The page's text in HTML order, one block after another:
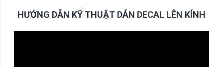
HƯỚNG DẪN KỸ THUẬT DÁN DECAL LÊN KÍNH